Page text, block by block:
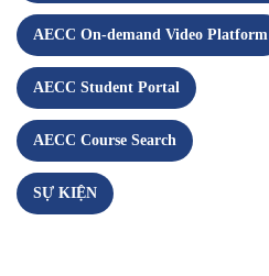
AECC On-demand Video Platform
AECC Student Portal
AECC Course Search
SỰ KIỆN